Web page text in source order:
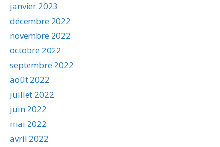
janvier 2023
décembre 2022
novembre 2022
octobre 2022
septembre 2022
août 2022
juillet 2022
juin 2022
mai 2022
avril 2022